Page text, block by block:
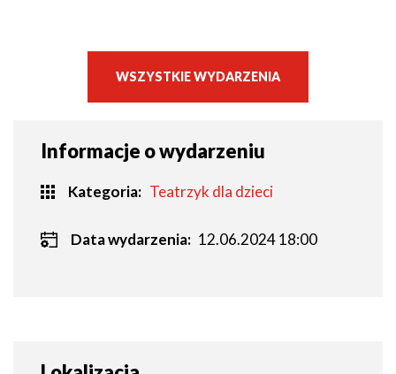
WSZYSTKIE WYDARZENIA
Informacje o wydarzeniu
Kategoria Teatrzyk dla dzieci
Data wydarzenia: 12.06.2024 18:00